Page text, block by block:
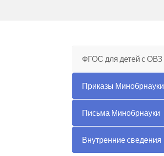
ФГОС для детей с ОВЗ
Приказы Минобрнауки
Письма Минобрнауки
Внутренние сведения